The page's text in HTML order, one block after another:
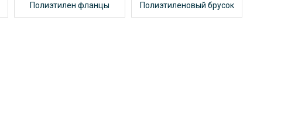
Полиэтилен фланцы Полиэтиленовый брусок